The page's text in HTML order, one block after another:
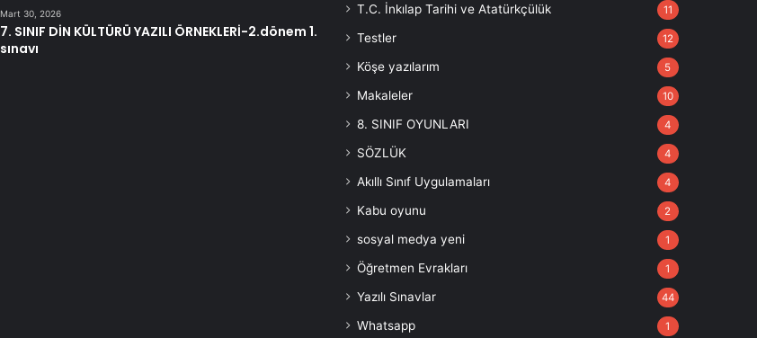
Mart 30, 2026
7. SINIF DİN KÜLTÜRÜ YAZILI ÖRNEKLERİ-2.dönem 1.
sınavı
T.C. İnkılap Tarihi ve Atatürkçülük 11
Testler 12
Köşe yazılarım 5
Makaleler 10
8. SINIF OYUNLARI 4
SÖZLÜK 4
Akıllı Sınıf Uygulamaları 4
Kabu oyunu 2
sosyal medya yeni 1
Öğretmen Evrakları 1
Yazılı Sınavlar 44
Whatsapp 1